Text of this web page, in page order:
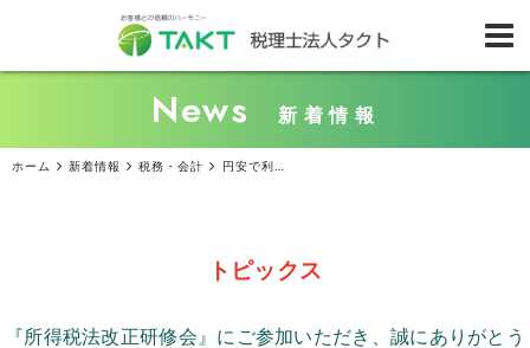
News 新着情報
ホーム 新着情報 税務・会計 円安で利益を得た場合、確定申告が必要なケースとは
トピックス
『所得税法改正研修会』にご参加いただき、誠にありがとう